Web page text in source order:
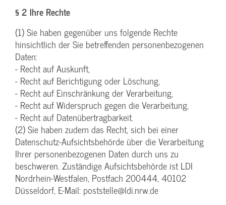
§ 2 Ihre Rechte
(1) Sie haben gegenüber uns folgende Rechte
hinsichtlich der Sie betreffenden personenbezogenen
Daten:
- Recht auf Auskunft,
- Recht auf Berichtigung oder Löschung,
- Recht auf Einschränkung der Verarbeitung,
- Recht auf Widerspruch gegen die Verarbeitung,
- Recht auf Datenübertragbarkeit.
(2) Sie haben zudem das Recht, sich bei einer
Datenschutz-Aufsichtsbehörde über die Verarbeitung
Ihrer personenbezogenen Daten durch uns zu
beschweren. Zuständige Aufsichtsbehörde ist LDI
Nordrhein-Westfalen, Postfach 200444, 40102
Düsseldorf, E-Mail: poststelle@ldi.nrw.de